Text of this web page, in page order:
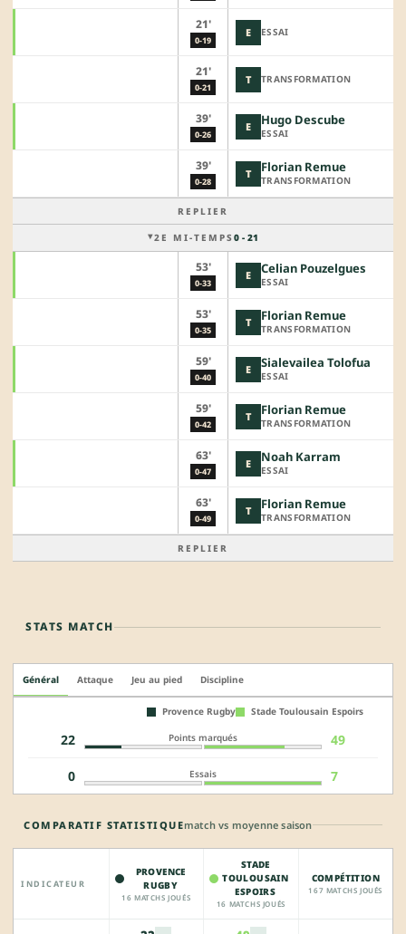
21'
0-19
E ESSAI
21'
0-21
T TRANSFORMATION
39'
0-26
E Hugo Descube
ESSAI
39'
0-28
T Florian Remue
TRANSFORMATION
REPLIER
2E MI-TEMPS 0 - 21
53'
0-33
E Celian Pouzelgues
ESSAI
53'
0-35
T Florian Remue
TRANSFORMATION
59'
0-40
E Sialevailea Tolofua
ESSAI
59'
0-42
T Florian Remue
TRANSFORMATION
63'
0-47
E Noah Karram
ESSAI
63'
0-49
T Florian Remue
TRANSFORMATION
REPLIER
STATS MATCH
Général Attaque Jeu au pied Discipline
Provence Rugby Stade Toulousain Espoirs
22 Points marqués 49
0 Essais 7
COMPARATIF STATISTIQUEmatch vs moyenne saison
INDICATEUR
PROVENCE
RUGBY
16 MATCHS JOUÉS
STADE
TOULOUSAIN
ESPOIRS
16 MATCHS JOUÉS
COMPÉTITION
167 MATCHS JOUÉS